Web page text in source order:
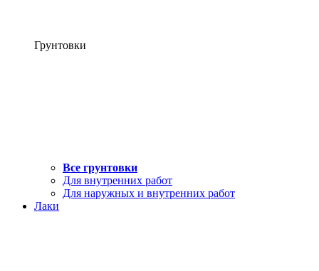
Грунтовки
Все грунтовки
Для внутренних работ
Для наружных и внутренних работ
Лаки